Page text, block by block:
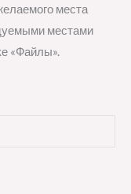
места
местами
«Файлы».